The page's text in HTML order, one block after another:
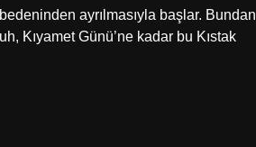
ayrılmasıyla başlar. Bundan
Kıyamet Günü’ne kadar bu Kıstak